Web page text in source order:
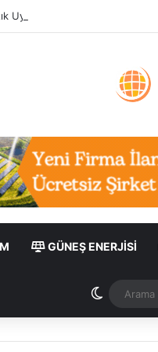
Uygulaması: Enerji Tasarrufu
GÜNEŞ ENERJISI
Dış